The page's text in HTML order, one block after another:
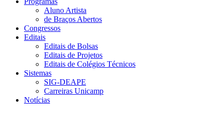
Aluno Artista
de Braços Abertos
Congressos
Editais
Editais de Bolsas
Editais de Projetos
Editais de Colégios Técnicos
Sistemas
SIG-DEAPE
Carreiras Unicamp
Notícias